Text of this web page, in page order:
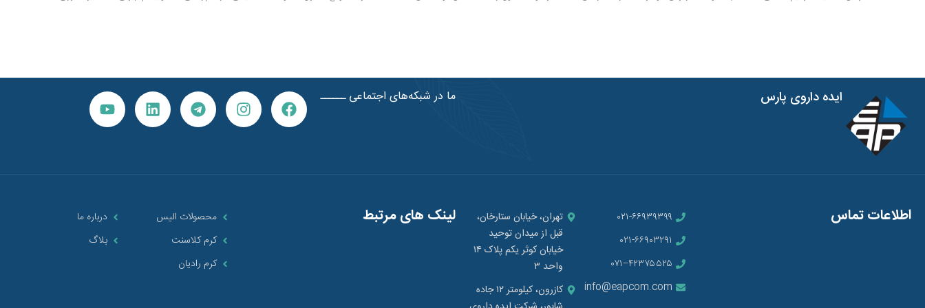
آن‌ها آشنا خواهید شد.
نازک و نامرئی به نام پلاک میکروبی است. در این
مقاله به‌صورت کامل بررسی می‌کنیم پلاک دندانی
چیست، چرا ایجاد می‌شود و چگونه می‌توان آن را
ایده داروی پارس ما در شبکه‌های اجتماعی ــــــ
اطلاعات تماس
۰۲۱-۶۶۹۳۹۳۹۹
۰۲۱-۶۶۹۰۳۲۹۱
۰۷۱−۴۲۳۷۵۵۲۵
info@eapcom.com
تهران، خیابان ستارخان،
قبل از میدان توحید
خیابان کوثر یکم پلاک ۱۴
واحد ۳
کازرون، کیلومتر ۱۲ جاده
لینک های مرتبط
محصولات الیس
کرم کلاسنت
کرم رادیان
درباره ما
بلاگ